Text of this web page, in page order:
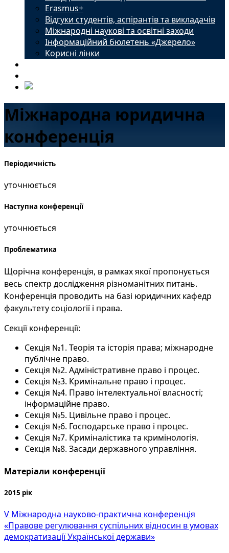
Erasmus+
Відгуки студентів, аспірантів та викладачів
Міжнародні наукові та освітні заходи
Інформаційний бюлетень «Джерело»
Корисні лінки
Міжнародна юридична
конференція
Періодичність
уточнюється
Наступна конференції
уточнюється
Проблематика
Щорічна конференція, в рамках якої пропонується
весь спектр дослідження різноманітних питань.
Конференція проводить на базі юридичних кафедр
факультету соціології і права.
Секції конференції:
Секція №1. Теорія та історія права; міжнародне
публічне право.
Секція №2. Адміністративне право і процес.
Секція №3. Кримінальне право і процес.
Секція №4. Право інтелектуальної власності;
інформаційне право.
Секція №5. Цивільне право і процес.
Секція №6. Господарське право і процес.
Секція №7. Криміналістика та кримінологія.
Секція №8. Засади державного управління.
Матеріали конференції
2015 рік
V Міжнародна науково-практична конференція
«Правове регулювання суспільних відносин в умовах
демократизації Української держави»